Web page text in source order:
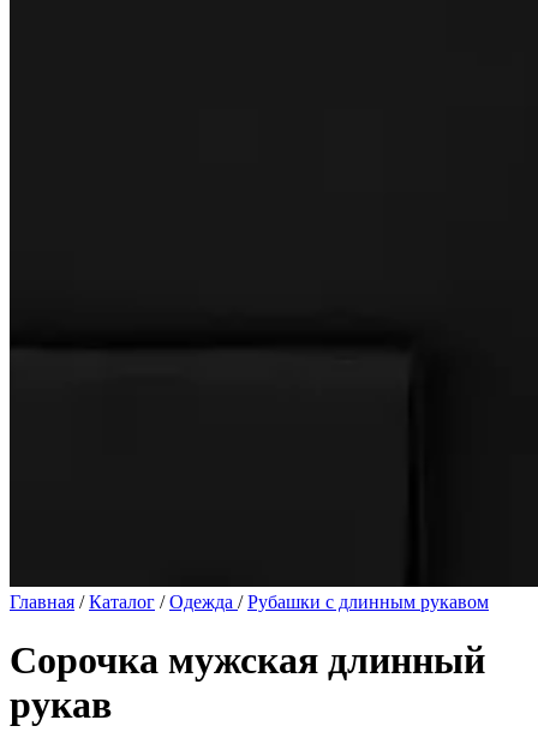
Главная / Каталог / Одежда / Рубашки с длинным рукавом
Сорочка мужская длинный
рукав